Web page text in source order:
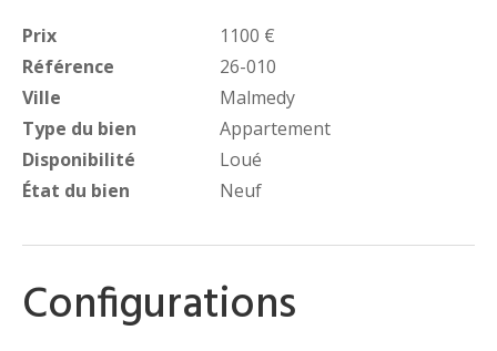
Prix
1100 €
Référence
26-010
Ville
Malmedy
Type du bien
Appartement
Disponibilité
Loué
État du bien
Neuf
Configurations